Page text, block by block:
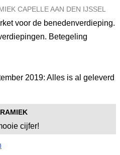
CAPELLE AAN DEN IJSSEL
voor de benedenverdieping.
Betegeling
2019: Alles is al geleverd
cijfer!